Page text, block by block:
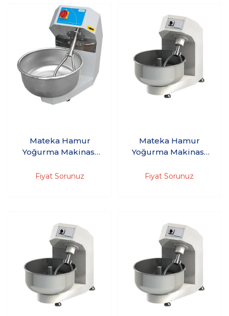
Mateka Hamur
Yoğurma Makinası
500t
Fiyat Sorunuz
Mateka Hamur
Yoğurma Makinası
600Km - (Kazan üst
Fiyat Sorunuz